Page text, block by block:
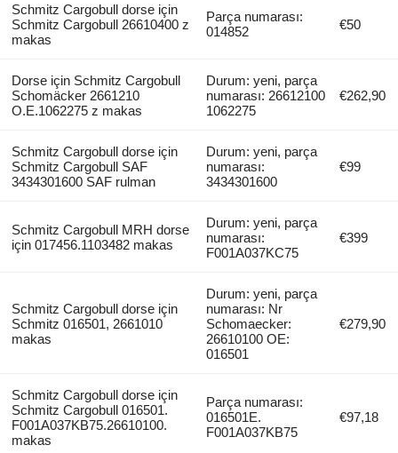
Schmitz Cargobull dorse için
Schmitz Cargobull 26610400 z
makas
Parça numarası:
014852
€50
Dorse için Schmitz Cargobull
Schomäcker 2661210
O.E.1062275 z makas
Durum: yeni, parça
numarası: 26612100
1062275
€262,90
Schmitz Cargobull dorse için
Schmitz Cargobull SAF
3434301600 SAF rulman
Durum: yeni, parça
numarası:
3434301600
€99
Schmitz Cargobull MRH dorse
için 017456.1103482 makas
Durum: yeni, parça
numarası:
F001A037KC75
€399
Schmitz Cargobull dorse için
Schmitz 016501, 2661010
makas
Durum: yeni, parça
numarası: Nr
Schomaecker:
26610100 OE:
016501
€279,90
Schmitz Cargobull dorse için
Schmitz Cargobull 016501.
F001A037KB75.26610100.
makas
Parça numarası:
016501E.
F001A037KB75
€97,18